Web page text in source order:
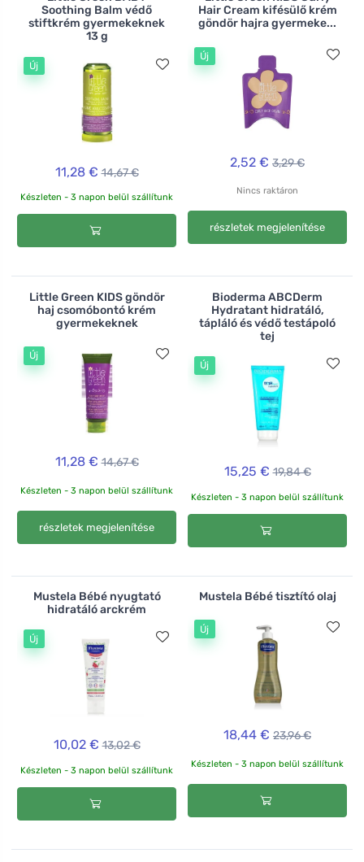
Soothing Balm védő
stiftkrém gyermekeknek
13 g
Új
11,28 € 14,67 €
Készleten - 3 napon belül szállítunk
Hair Cream kifésülő krém
göndör hajra gyermeke...
Új
2,52 € 3,29 €
Nincs raktáron
részletek megjelenítése
Little Green KIDS göndör
haj csomóbontó krém
gyermekeknek
Új
11,28 € 14,67 €
Készleten - 3 napon belül szállítunk
részletek megjelenítése
Bioderma ABCDerm
Hydratant hidratáló,
tápláló és védő testápoló
tej
Új
15,25 € 19,84 €
Készleten - 3 napon belül szállítunk
Mustela Bébé nyugtató
hidratáló arckrém
Új
10,02 € 13,02 €
Készleten - 3 napon belül szállítunk
Mustela Bébé tisztító olaj
Új
18,44 € 23,96 €
Készleten - 3 napon belül szállítunk